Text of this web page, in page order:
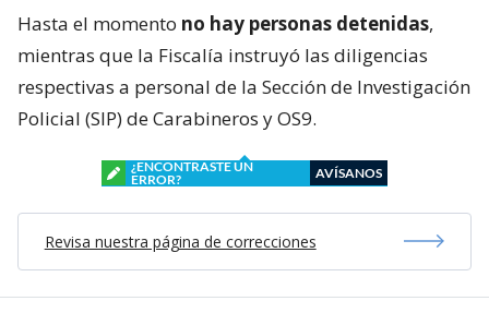
Hasta el momento no hay personas detenidas,
mientras que la Fiscalía instruyó las diligencias
respectivas a personal de la Sección de Investigación
Policial (SIP) de Carabineros y OS9.
¿ENCONTRASTE UN
ERROR?
AVÍSANOS
Revisa nuestra página de correcciones